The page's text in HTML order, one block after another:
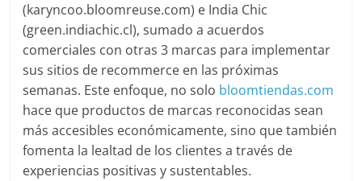
(karyncoo.bloomreuse.com) e India Chic
(green.indiachic.cl), sumado a acuerdos
comerciales con otras 3 marcas para implementar
sus sitios de recommerce en las próximas
semanas. Este enfoque, no solo bloomtiendas.com
hace que productos de marcas reconocidas sean
más accesibles económicamente, sino que también
fomenta la lealtad de los clientes a través de
experiencias positivas y sustentables.